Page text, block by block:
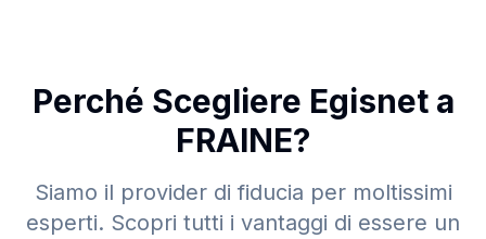
Perché Scegliere Egisnet a
FRAINE?
Siamo il provider di fiducia per moltissimi
esperti. Scopri tutti i vantaggi di essere un